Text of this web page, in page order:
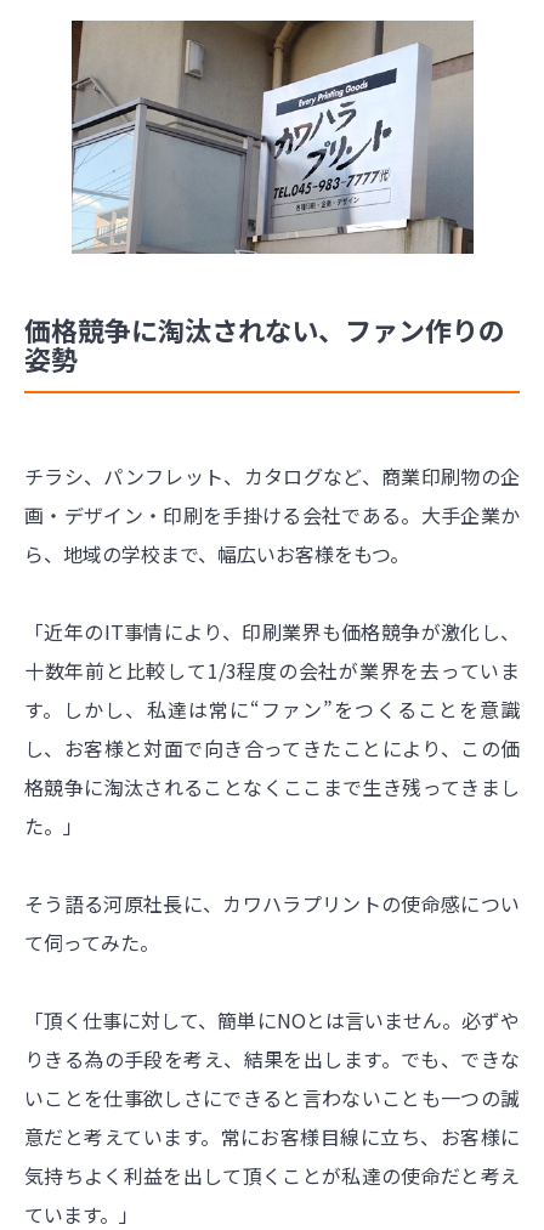
価格競争に淘汰されない、ファン作りの
姿勢
チラシ、パンフレット、カタログなど、商業印刷物の企
画・デザイン・印刷を手掛ける会社である。大手企業か
ら、地域の学校まで、幅広いお客様をもつ。
「近年のIT事情により、印刷業界も価格競争が激化し、
十数年前と比較して1/3程度の会社が業界を去っていま
す。しかし、私達は常に“ファン”をつくることを意識
し、お客様と対面で向き合ってきたことにより、この価
格競争に淘汰されることなくここまで生き残ってきまし
た。」
そう語る河原社長に、カワハラプリントの使命感につい
て伺ってみた。
「頂く仕事に対して、簡単にNOとは言いません。必ずや
りきる為の手段を考え、結果を出します。でも、できな
いことを仕事欲しさにできると言わないことも一つの誠
意だと考えています。常にお客様目線に立ち、お客様に
気持ちよく利益を出して頂くことが私達の使命だと考え
ています。」